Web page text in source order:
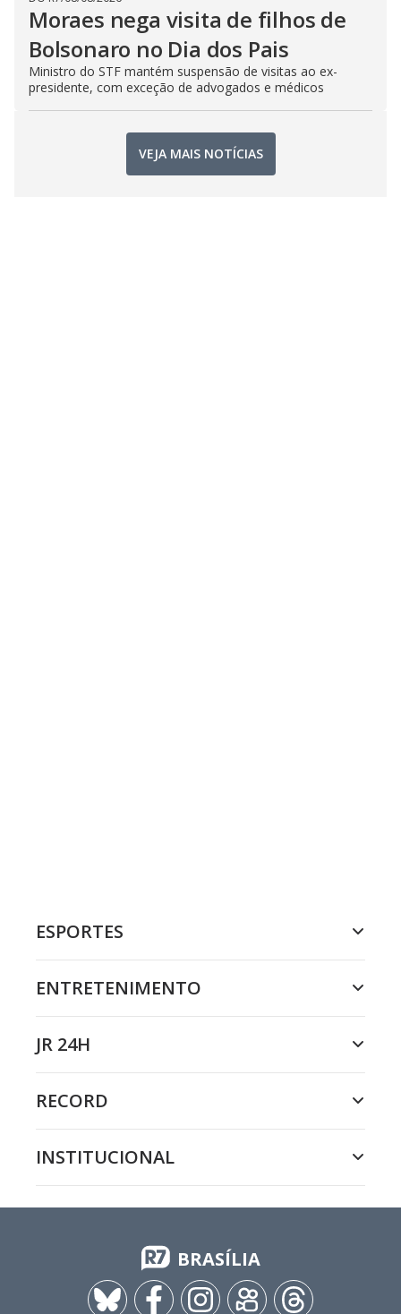
Moraes nega visita de filhos de
Bolsonaro no Dia dos Pais
Ministro do STF mantém suspensão de visitas ao ex-
presidente, com exceção de advogados e médicos
VEJA MAIS NOTÍCIAS
ESPORTES
ENTRETENIMENTO
JR 24H
RECORD
INSTITUCIONAL
BRASÍLIA